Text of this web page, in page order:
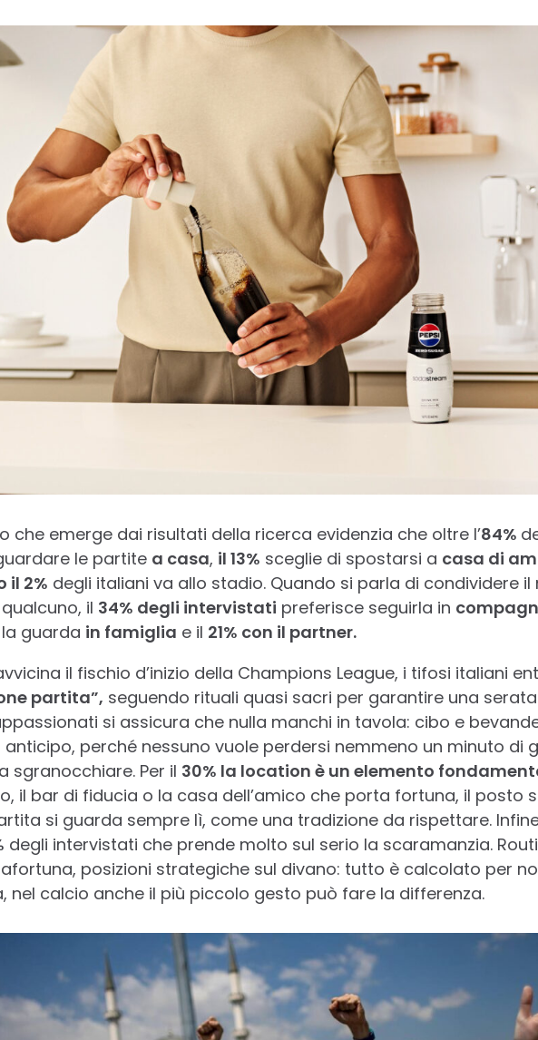
che emerge dai risultati della ricerca evidenzia che oltre l’84%
le partite a casa, il 13% sceglie di spostarsi a casa di
il 2% degli italiani va allo stadio. Quando si parla di condividere
il 34% degli intervistati preferisce seguirla in
la guarda in famiglia e il 21% con il partner.
il fischio d’inizio della Champions League, i tifosi italiani
partita”, seguendo rituali quasi sacri per garantire una
si assicura che nulla manchi in tavola: cibo e
perché nessuno vuole perdersi nemmeno un minuto di
sgranocchiare. Per il 30% la location è un elemento
il bar di fiducia o la casa dell’amico che porta fortuna, il posto
si guarda sempre lì, come una tradizione da rispettare.
degli intervistati che prende molto sul serio la scaramanzia.
posizioni strategiche sul divano: tutto è calcolato per
nel calcio anche il più piccolo gesto può fare la differenza.